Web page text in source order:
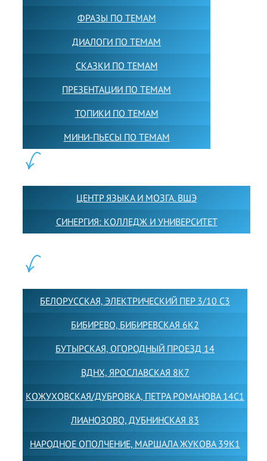
ФРАЗЫ ПО ТЕМАМ
ДИАЛОГИ ПО ТЕМАМ
СКАЗКИ ПО ТЕМАМ
ПРЕЗЕНТАЦИИ ПО ТЕМАМ
ТОПИКИ ПО ТЕМАМ
МИНИ-ПЬЕСЫ ПО ТЕМАМ
ЦЕНТР ЯЗЫКА И МОЗГА. ВШЭ
СИНЕРГИЯ: КОЛЛЕДЖ И УНИВЕРСИТЕТ
БЕЛОРУССКАЯ, ЭЛЕКТРИЧЕСКИЙ ПЕР 3/10 С3
БИБИРЕВО, БИБИРЕВСКАЯ 6К2
БУТЫРСКАЯ, ОГОРОДНЫЙ ПРОЕЗД 14
ВДНХ, ЯРОСЛАВСКАЯ 8К7
КОЖУХОВСКАЯ/ДУБРОВКА, ПЕТРА РОМАНОВА 14С1
ЛИАНОЗОВО, ДУБНИНСКАЯ 83
НАРОДНОЕ ОПОЛЧЕНИЕ, МАРШАЛА ЖУКОВА 39К1